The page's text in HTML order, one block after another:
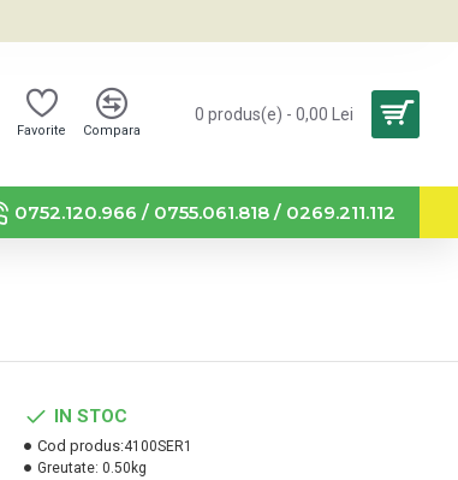
Favorite Compara
0 produs(e) - 0,00 Lei
0752.120.966 / 0755.061.818 / 0269.211.112
IN STOC
Cod produs:4100SER1
Greutate: 0.50kg